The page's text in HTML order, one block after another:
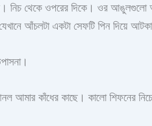
নিচ থেকে ওপরের দিকে। ওর আঙুলগুলো
আঁচলটা একটা সেফটি পিন দিয়ে
আমার কাঁধের কাছে। কালো শিফনের